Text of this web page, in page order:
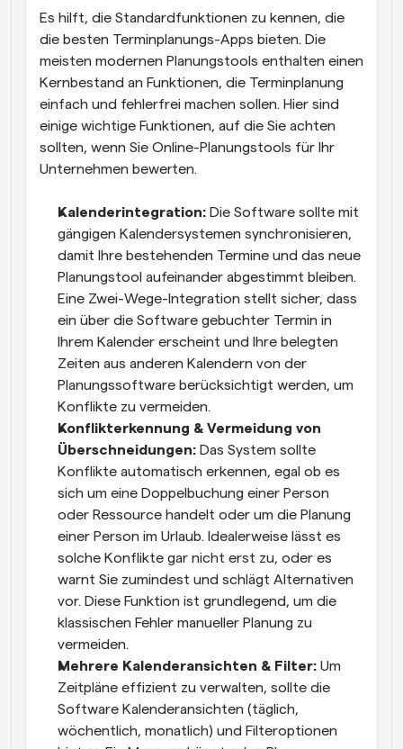
Es hilft, die Standardfunktionen zu kennen, die
die besten Terminplanungs-Apps bieten. Die
meisten modernen Planungstools enthalten einen
Kernbestand an Funktionen, die Terminplanung
einfach und fehlerfrei machen sollen. Hier sind
einige wichtige Funktionen, auf die Sie achten
sollten, wenn Sie Online-Planungstools für Ihr
Unternehmen bewerten.
Kalenderintegration: Die Software sollte mit
gängigen Kalendersystemen synchronisieren,
damit Ihre bestehenden Termine und das neue
Planungstool aufeinander abgestimmt bleiben.
Eine Zwei-Wege-Integration stellt sicher, dass
ein über die Software gebuchter Termin in
Ihrem Kalender erscheint und Ihre belegten
Zeiten aus anderen Kalendern von der
Planungssoftware berücksichtigt werden, um
Konflikte zu vermeiden.
Konflikterkennung & Vermeidung von
Überschneidungen: Das System sollte
Konflikte automatisch erkennen, egal ob es
sich um eine Doppelbuchung einer Person
oder Ressource handelt oder um die Planung
einer Person im Urlaub. Idealerweise lässt es
solche Konflikte gar nicht erst zu, oder es
warnt Sie zumindest und schlägt Alternativen
vor. Diese Funktion ist grundlegend, um die
klassischen Fehler manueller Planung zu
vermeiden.
Mehrere Kalenderansichten & Filter: Um
Zeitpläne effizient zu verwalten, sollte die
Software Kalenderansichten (täglich,
wöchentlich, monatlich) und Filteroptionen